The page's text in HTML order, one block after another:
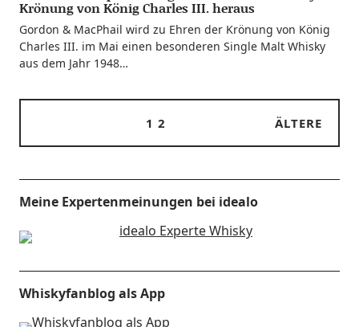
Krönung von König Charles III. heraus
Gor­don & MacPhail wird zu Ehren der Krö­nung von König
Charles III. im Mai einen beson­de­ren Sin­gle Malt Whis­ky
aus dem Jahr 1948…
1 2 ÄLTERE
Meine Expertenmeinungen bei idealo
Whiskyfanblog als App